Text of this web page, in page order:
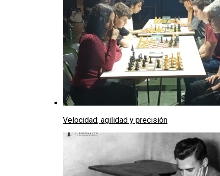
Velocidad, agilidad y precisión